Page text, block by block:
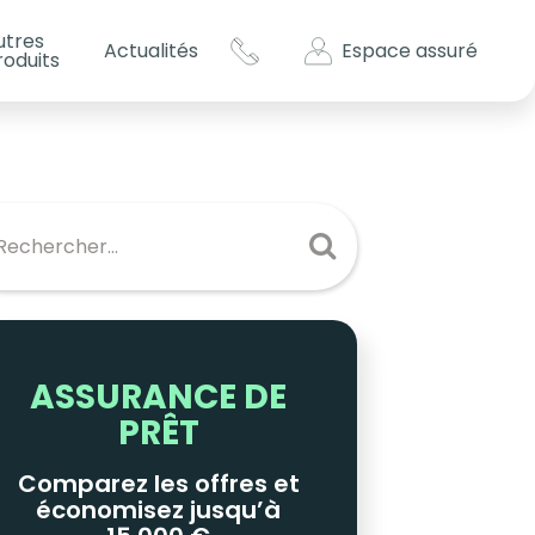
?
Actualités Espace assuré
ASSURANCE DE
PRÊT
Comparez les offres et
économisez jusqu’à